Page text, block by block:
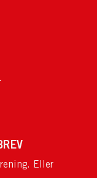
.
Eller